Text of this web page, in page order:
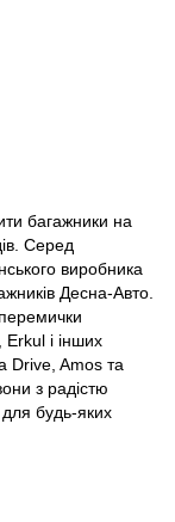
багажники на
Серед
виробника
Десна-Авто.
і інших
Drive, Amos та
з радістю
будь-яких